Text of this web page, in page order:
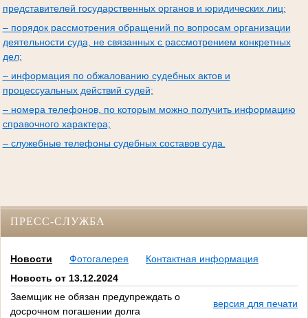
представителей государственных органов и юридических лиц;
– порядок рассмотрения обращений по вопросам организации
деятельности суда, не связанных с рассмотрением конкретных
дел;
– информация по обжалованию судебных актов и
процессуальных действий судей;
– номера телефонов, по которым можно получить информацию
справочного характера;
– служебные телефоны судебных составов суда.
ПРЕСС-СЛУЖБА
Новости Фотогалерея
Контактная информация
Новость от 13.12.2024
Заемщик не обязан предупреждать о
досрочном погашении долга
версия для печати